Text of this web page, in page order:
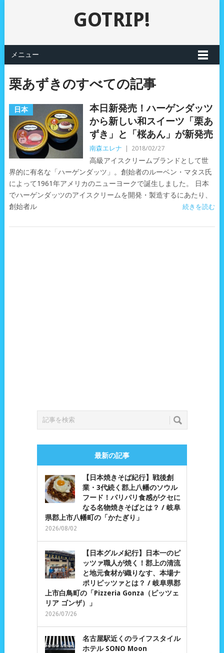
GOTRIP!
メニュー
栗あずきのすべての記事
日本
本日新発売！ハーゲンダッツ
から新しい和スイーツ「栗あ
ずき」と「桜あん」が新発売
南森エレナ 2018/02/27
高級アイスクリームブランドとして世
界的に有名な「ハーゲンダッツ」。創始者のルーベン・マタス氏
によって1961年アメリカのニューヨークで誕生しました。 日本
でハーゲンダッツのアイスクリームを開発・製造するにあたり、
創始者ル
続きを読む
最新の記事
【日本焼きそば紀行】戦後創
業・3代続く郡上八幡のソウル
フード！パリパリ食感がクセに
なる名物焼きそばとは？ / 岐阜
県郡上市八幡町の「かたぎり」
2026/08/02
【日本グルメ紀行】日本一のピ
ッツァ職人が焼く！郡上の清流
と地元食材が織りなす、本場ナ
ポリピッツァとは？ / 岐阜県郡
上市白鳥町の「Pizzeria Gonza（ピッツェ
リア ゴンザ）」
2026/07/26
名古屋駅近くのライフスタイル
ホテル SONO Moon